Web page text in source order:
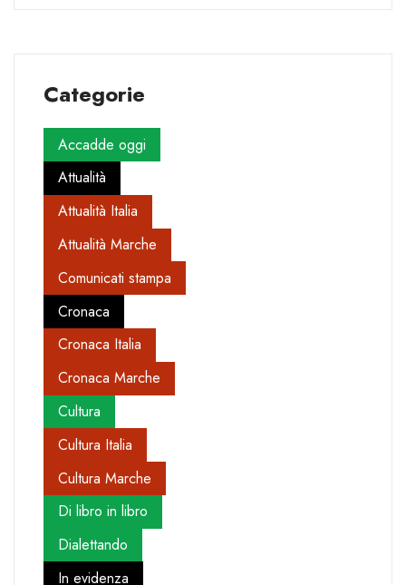
Categorie
Accadde oggi
Attualità
Attualità Italia
Attualità Marche
Comunicati stampa
Cronaca
Cronaca Italia
Cronaca Marche
Cultura
Cultura Italia
Cultura Marche
Di libro in libro
Dialettando
In evidenza